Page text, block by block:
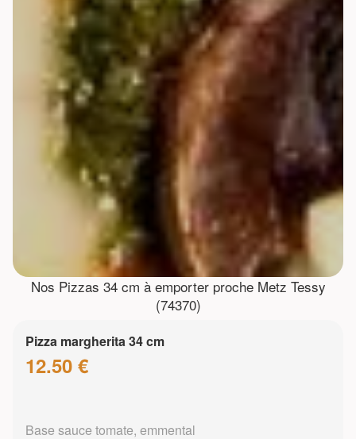
Nos Pizzas 34 cm à emporter proche Metz Tessy
(74370)
Pizza margherita 34 cm
12.50 €
Base sauce tomate, emmental